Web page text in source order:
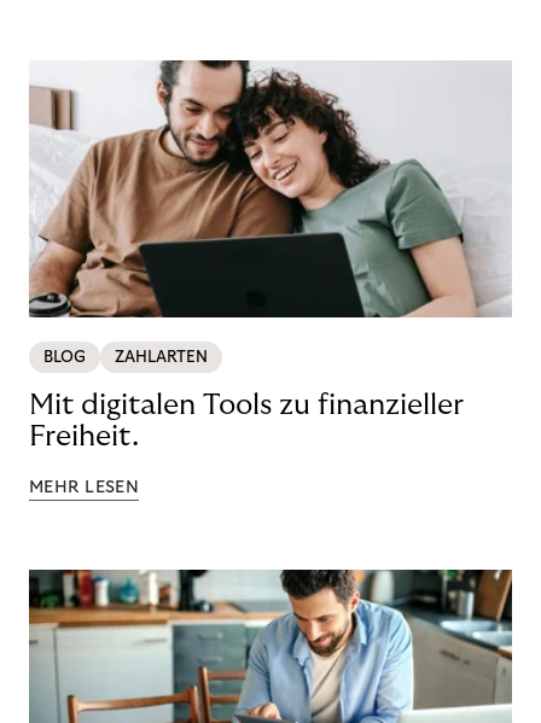
BLOG ZAHLARTEN
Mit digitalen Tools zu finanzieller
Freiheit.
MEHR LESEN